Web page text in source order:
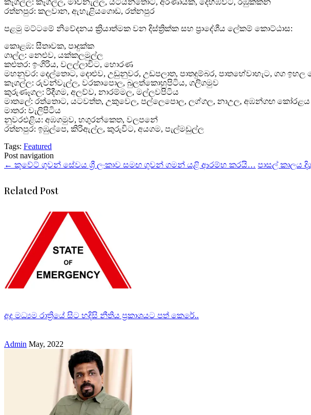
රත්නපුර: කලවාන, ඇහැළියගොඩ, රත්නපුර
පළමු මට්ටමේ නිවේදනය ක්‍රියාත්මක වන දිස්ත්‍රික්ක සහ ප්‍රාදේශීය ලේකම් කොට්ඨාස:
කොළඹ: සීතාවක, පාදුක්ක
ගාල්ල: නෙළුව, යක්කලමුල්ල
කළුතර: ඉංගිරිය, වලල්ලාවිට, හොරණ
මහනුවර: දෙල්තොට, දොළුව, උඩුනුවර, උඩපලාත, පාතදුම්බර, පාතහේවාහැට, ගග
කෑගල්ල: රුවන්වැල්ල, වරකාපොල, බුලත්කොහුපිටිය, ගලිගමුව
කුරුණෑගල: රිදීගම, අලව්ව, නාරම්මල, මල්ලවපිටිය
මාතලේ: රත්තොට, යටවත්ත, උකුවෙල, පල්ලෙපොල, ලග්ගල, නාඋල, අඹන්ගඟ කෝරළය
මාතර: වැලිපිටිය
නුවරඑළිය: අඹගමුව, හගුරන්කෙත, වලපනේ
රත්නපුර: ඉඹුල්පෙ, කිරිඇල්ල, කුරුවිට, අයගම, පැල්මඩුල්ල
Tags: Featured
Post navigation
← කුවේට් ගුවන් සේවය ශ්‍රී ලංකාව සමඟ ගුවන් ගමන් යළි ආරම්භ කරයි… පාසල් කාලය
Related Post
අද මධ්‍යම රාත්‍රියේ සිට හදිසි නීතිය ප්‍රකාශයට පත් කෙරේ..
Admin May, 2022